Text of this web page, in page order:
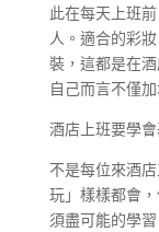
此在每天上班
人。適合的彩
裝，這都是在
自己而言不僅
酒店上班要學
不是每位來酒
玩」樣樣都會
須盡可能的學